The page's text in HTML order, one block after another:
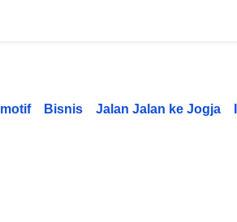
Bisnis Jalan Jalan ke Jogja